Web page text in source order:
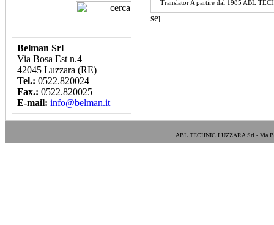
Belman Srl
Via Bosa Est n.4
42045 Luzzara (RE)
Tel.: 0522.820024
Fax.: 0522.820025
E-mail: info@belman.it
Translator A partire dal 1985 ABL
ABL TECHNIC LUZZARA Srl - Via